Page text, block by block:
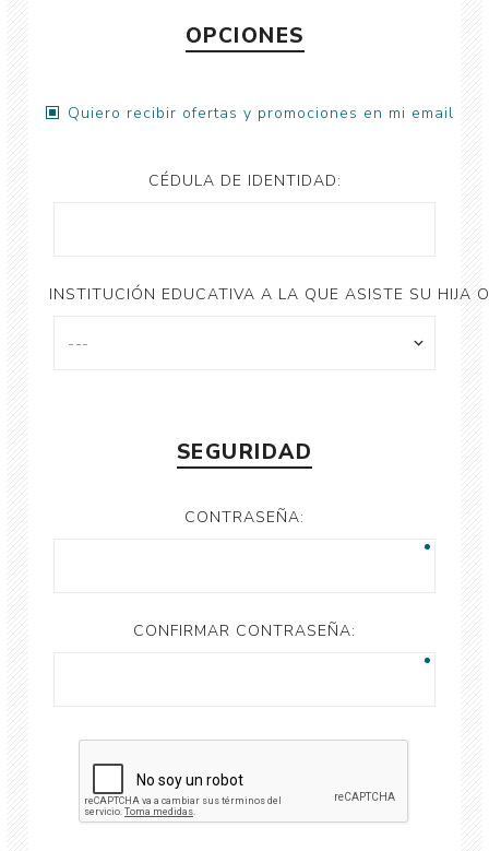
OPCIONES
Quiero recibir ofertas y promociones en mi email
CÉDULA DE IDENTIDAD:
INSTITUCIÓN EDUCATIVA A LA QUE ASISTE SU HIJA
SEGURIDAD
CONTRASEÑA:
CONFIRMAR CONTRASEÑA: